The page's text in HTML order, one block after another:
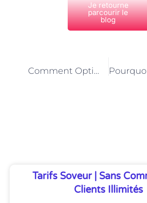
Je retourne
parcourir le
blog
Comment Optimiser Votre Google Business Profile en 2025 pour Attirer 10X Plus de Clients
Tarifs Soveur | Sans
Clients Illimités